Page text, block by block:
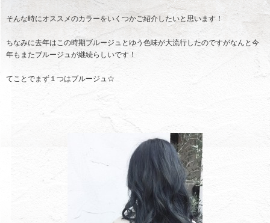
そんな時にオススメのカラーをいくつかご紹介したいと思います！
ちなみに去年はこの時期ブルージュとゆう色味が大流行したのですがなんと今
年もまたブルージュが継続らしいです！
てことでまず１つはブルージュ☆